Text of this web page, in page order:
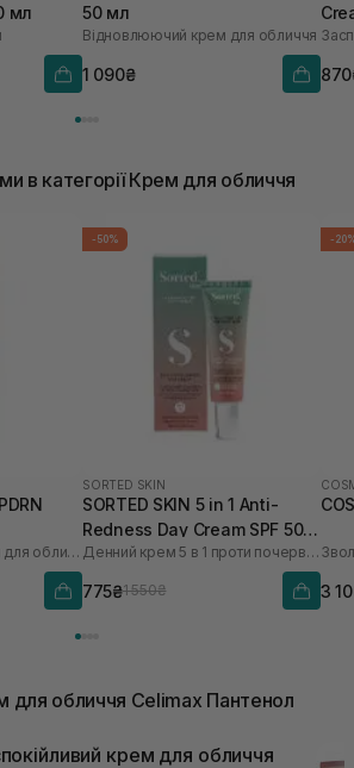
мл
50 мл
Відновлюючий крем для обличчя
1 090₴
в категорії Крем для обличчя
Крем зволожувальний для обличчя із веганськими полінуклеотидами
-50%
SORTED SKIN
SORTED SKIN 5 in 1 Anti-
Redness Day Cream SPF 50
30 мл
Денний крем 5 в 1 проти почервоніння
775₴1 550₴
-
3
для обличчя Celimax Пантенол
крем для обличчя